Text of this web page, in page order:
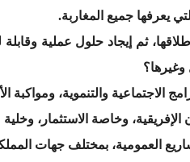
يعرفها جميع المغاربة.
ثم إيجاد حلول عملية
وغيرها؟
الاجتماعية والتنموية، ومواكبة
وخاصة الاستثمار، وخلية
العمومية، بمختلف جهات